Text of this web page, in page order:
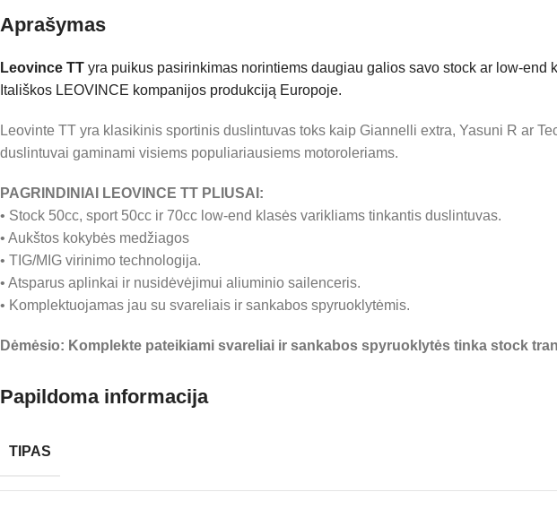
Aprašymas
Leovince TT yra puikus pasirinkimas norintiems daugiau galios savo stock ar low-
Itališkos LEOVINCE kompanijos produkciją Europoje.
Leovinte TT yra klasikinis sportinis duslintuvas toks kaip Giannelli extra, Yasuni R ar
duslintuvai gaminami visiems populiariausiems motoroleriams.
PAGRINDINIAI LEOVINCE TT PLIUSAI:
• Stock 50cc, sport 50cc ir 70cc low-end klasės varikliams tinkantis duslintuvas.
• Aukštos kokybės medžiagos
• TIG/MIG virinimo technologija.
• Atsparus aplinkai ir nusidėvėjimui aliuminio sailenceris.
• Komplektuojamas jau su svareliais ir sankabos spyruoklytėmis.
Dėmėsio: Komplekte pateikiami svareliai ir sankabos spyruoklytės tinka stock
Papildoma informacija
TIPAS